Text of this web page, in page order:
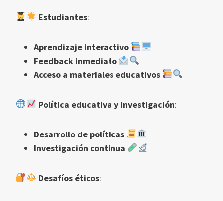
Estudiantes:
Aprendizaje interactivo
Feedback inmediato
Acceso a materiales educativos
Política educativa y investigación:
Desarrollo de políticas
Investigación continua
Desafíos éticos: